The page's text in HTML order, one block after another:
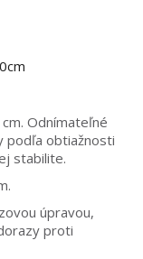
Odnímateľné
podľa obtiažnosti
stabilite.
úpravou,
proti